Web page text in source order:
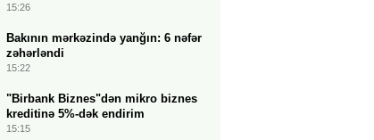
15:26
Bakının mərkəzində yanğın: 6 nəfər
zəhərləndi
15:22
"Birbank Biznes"dən mikro biznes
kreditinə 5%-dək endirim
15:15